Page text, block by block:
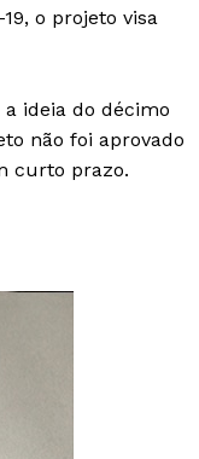
o projeto visa
ideia do décimo
não foi aprovado
curto prazo.